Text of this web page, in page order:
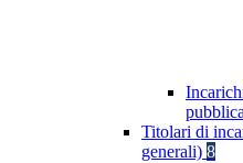
Titolari di
generali) 8